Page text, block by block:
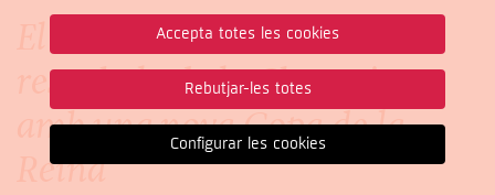
El Vila-sana de Rodero es
rescabala de la Champions
amb una nova Copa de la
Reina
Accepta totes les cookies
Rebutjar-les totes
Configurar les cookies